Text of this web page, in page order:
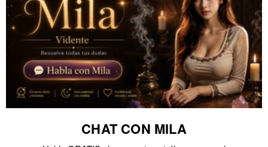
CHAT CON MILA